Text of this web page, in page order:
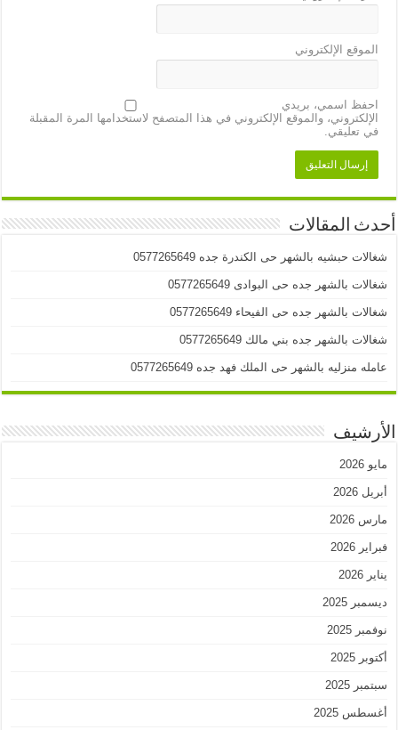
الموقع الإلكتروني
احفظ اسمي، بريدي
الإلكتروني، والموقع الإلكتروني في هذا المتصفح لاستخدامها المرة المقبلة
في تعليقي.
أحدث المقالات
شغالات حبشيه بالشهر حى الكندرة جده 0577265649
شغالات بالشهر جده حى البوادى 0577265649
شغالات بالشهر جده حى الفيحاء 0577265649
شغالات بالشهر جده بني مالك 0577265649
عامله منزليه بالشهر حى الملك فهد جده 0577265649
الأرشيف
مايو 2026
أبريل 2026
مارس 2026
فبراير 2026
يناير 2026
ديسمبر 2025
نوفمبر 2025
أكتوبر 2025
سبتمبر 2025
أغسطس 2025